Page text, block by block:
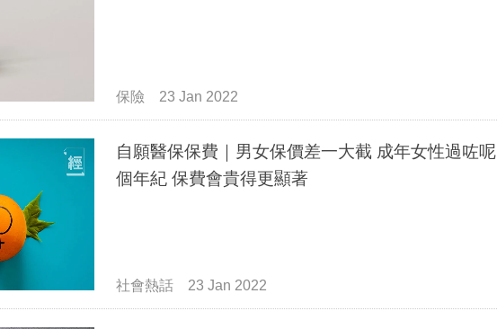
保險 23 Jan 2022
自願醫保保費｜男女保價差一大截 成年女性過咗呢
個年紀 保費會貴得更顯著
社會熱話 23 Jan 2022